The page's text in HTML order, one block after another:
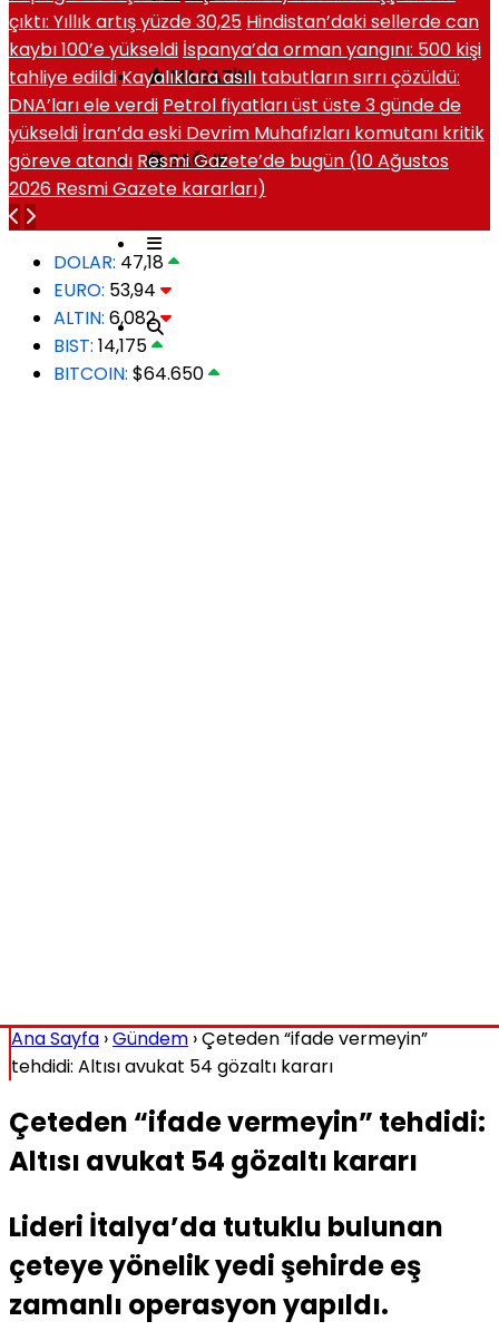
MAGAZIN
SAĞLIK
çıktı: Yıllık artış yüzde 30,25 Hindistan’daki sellerde can
kaybı 100’e yükseldi İspanya’da orman yangını: 500 kişi
tahliye edildiKayalıklara asılı tabutların sırrı çözüldü:
DNA’ları ele verdi Petrol fiyatları üst üste 3 günde de
yükseldi İran’da eski Devrim Muhafızları komutanı kritik
göreve atandı Resmi Gazete’de bugün (10 Ağustos
2026 Resmi Gazete kararları)
DOLAR: 47,18
EURO: 53,94
ALTIN: 6,082
BIST: 14,175
BITCOIN: $64.650
Ana Sayfa ›Gündem ›Çeteden “ifade vermeyin”
tehdidi: Altısı avukat 54 gözaltı kararı
Çeteden “ifade vermeyin” tehdidi:
Altısı avukat 54 gözaltı kararı
Lideri İtalya’da tutuklu bulunan
çeteye yönelik yedi şehirde eş
zamanlı operasyon yapıldı.